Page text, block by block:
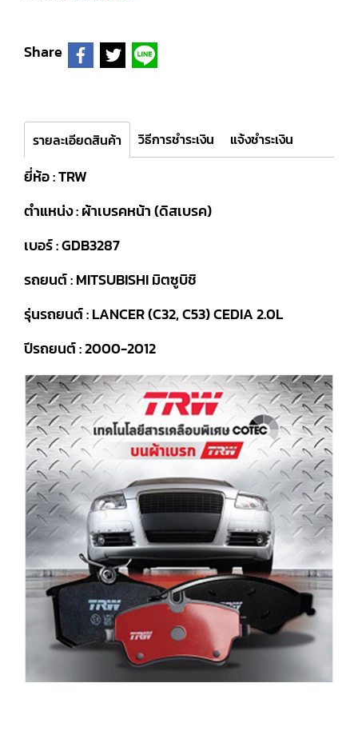
Share
รายละเอียดสินค้า วิธีการชำระเงิน แจ้งชำระเงิน
ยี่ห้อ : TRW
ตำแหน่ง : ผ้าเบรคหน้า (ดิสเบรค)
เบอร์ : GDB3287
รถยนต์ : MITSUBISHI มิตซูบิชิ
รุ่นรถยนต์ : LANCER (C32, C53) CEDIA 2.0L
ปีรถยนต์ : 2000-2012